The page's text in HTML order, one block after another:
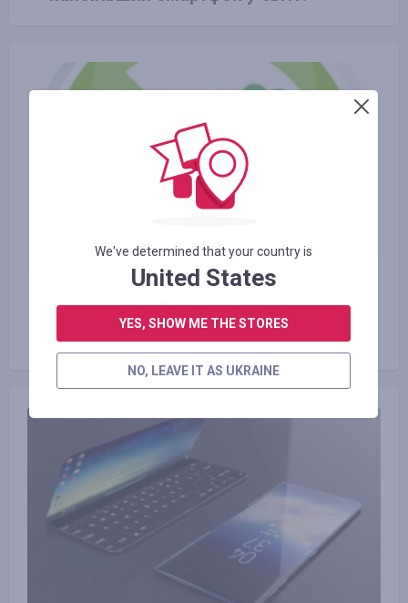
Види екологічно чистого
транспорту і користь від нього
We've determined that your country is
United States
YES, SHOW ME THE STORES
NO, LEAVE IT AS UKRAINE